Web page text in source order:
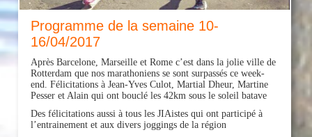
Programme de la semaine 10-
16/04/2017
Après Barcelone, Marseille et Rome c’est dans la jolie ville de
Rotterdam que nos marathoniens se sont surpassés ce week-
end. Félicitations à Jean-Yves Culot, Martial Dheur, Martine
Pesser et Alain qui ont bouclé les 42km sous le soleil batave
Des félicitations aussi à tous les JIAistes qui ont participé à
l’entrainement et aux divers joggings de la région